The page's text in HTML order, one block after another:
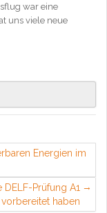
war eine
uns viele neue
Energien im
Prüfung A1
vorbereitet haben